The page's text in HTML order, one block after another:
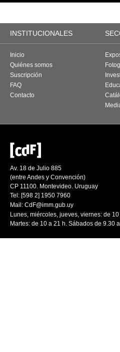
INSTITUCIONALES
Inicio
Quiénes somos
Suscripción
FAQ
Contacto
Av. 18 de Julio 885
(entre Andes y Convención)
CP 11100. Montevideo. Uruguay
Tel: [598 2] 1950 7960
Mail: CdF@imm.gub.uy
Lunes, miércoles, jueves, viernes: de
Martes: de 10 a 21 h. Sábados de 9.30